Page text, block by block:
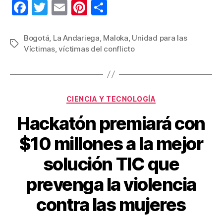
F
c
e
b
k
T
tt
er
E
ail
Pi
er
e
st
m
p
ar
Etiquetas
Bogotá, La Andariega, Maloka, Unidad para las
Víctimas,víctimas del conflicto
Categorías
CIENCIA Y TECNOLOGÍA
Hackatón premiará con
$10 millones a la mejor
solución TIC que
prevenga la violencia
contra las mujeres